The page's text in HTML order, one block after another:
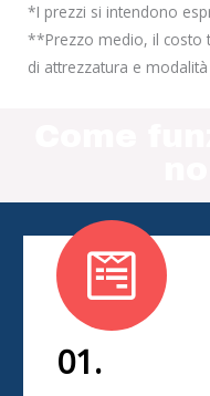
*I prezzi si intendono
**Prezzo medio, il costo
di attrezzatura e
01.